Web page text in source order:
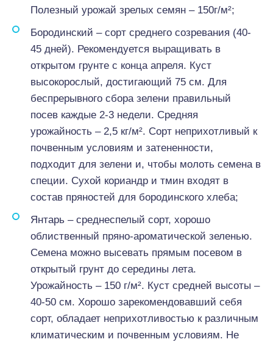
Полезный урожай зрелых семян – 150г/м²;
Бородинский – сорт среднего созревания (40-
45 дней). Рекомендуется выращивать в
открытом грунте с конца апреля. Куст
высокорослый, достигающий 75 см. Для
беспрерывного сбора зелени правильный
посев каждые 2-3 недели. Средняя
урожайность – 2,5 кг/м². Сорт неприхотливый к
почвенным условиям и затененности,
подходит для зелени и, чтобы молоть семена в
специи. Сухой кориандр и тмин входят в
состав пряностей для бородинского хлеба;
Янтарь – среднеспелый сорт, хорошо
облиственный пряно-ароматической зеленью.
Семена можно высевать прямым посевом в
открытый грунт до середины лета.
Урожайность – 150 г/м². Куст средней высоты –
40-50 см. Хорошо зарекомендовавший себя
сорт, обладает неприхотливостью к различным
климатическим и почвенным условиям. Не